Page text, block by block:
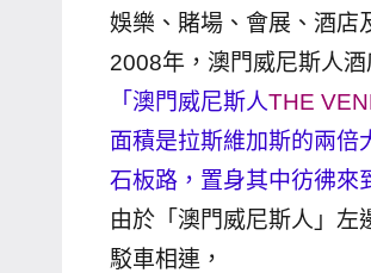
窟
旅
遊
書
作
者、
娛樂、賭場、會展、酒店
2008年，澳門威尼斯人
「澳門威尼斯人THE
面積是拉斯維加斯的兩倍
石板路，置身其中彷彿來
由於「澳門威尼斯人」左
駁車相連，